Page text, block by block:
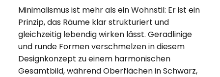
Minimalismus ist mehr als ein Wohnstil: Er ist ein
Prinzip, das Räume klar strukturiert und
gleichzeitig lebendig wirken lässt. Geradlinige
und runde Formen verschmelzen in diesem
Designkonzept zu einem harmonischen
Gesamtbild, während Oberflächen in Schwarz,